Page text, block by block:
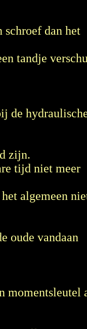
dan het
tandje
de
zijn.
tijd niet meer
algemeen
oude vandaan
momentsleutel